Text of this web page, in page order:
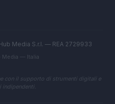
Media S.r.l. — REA 2729933
Media — Italia
con il supporto di strumenti digitali e
indipendenti.